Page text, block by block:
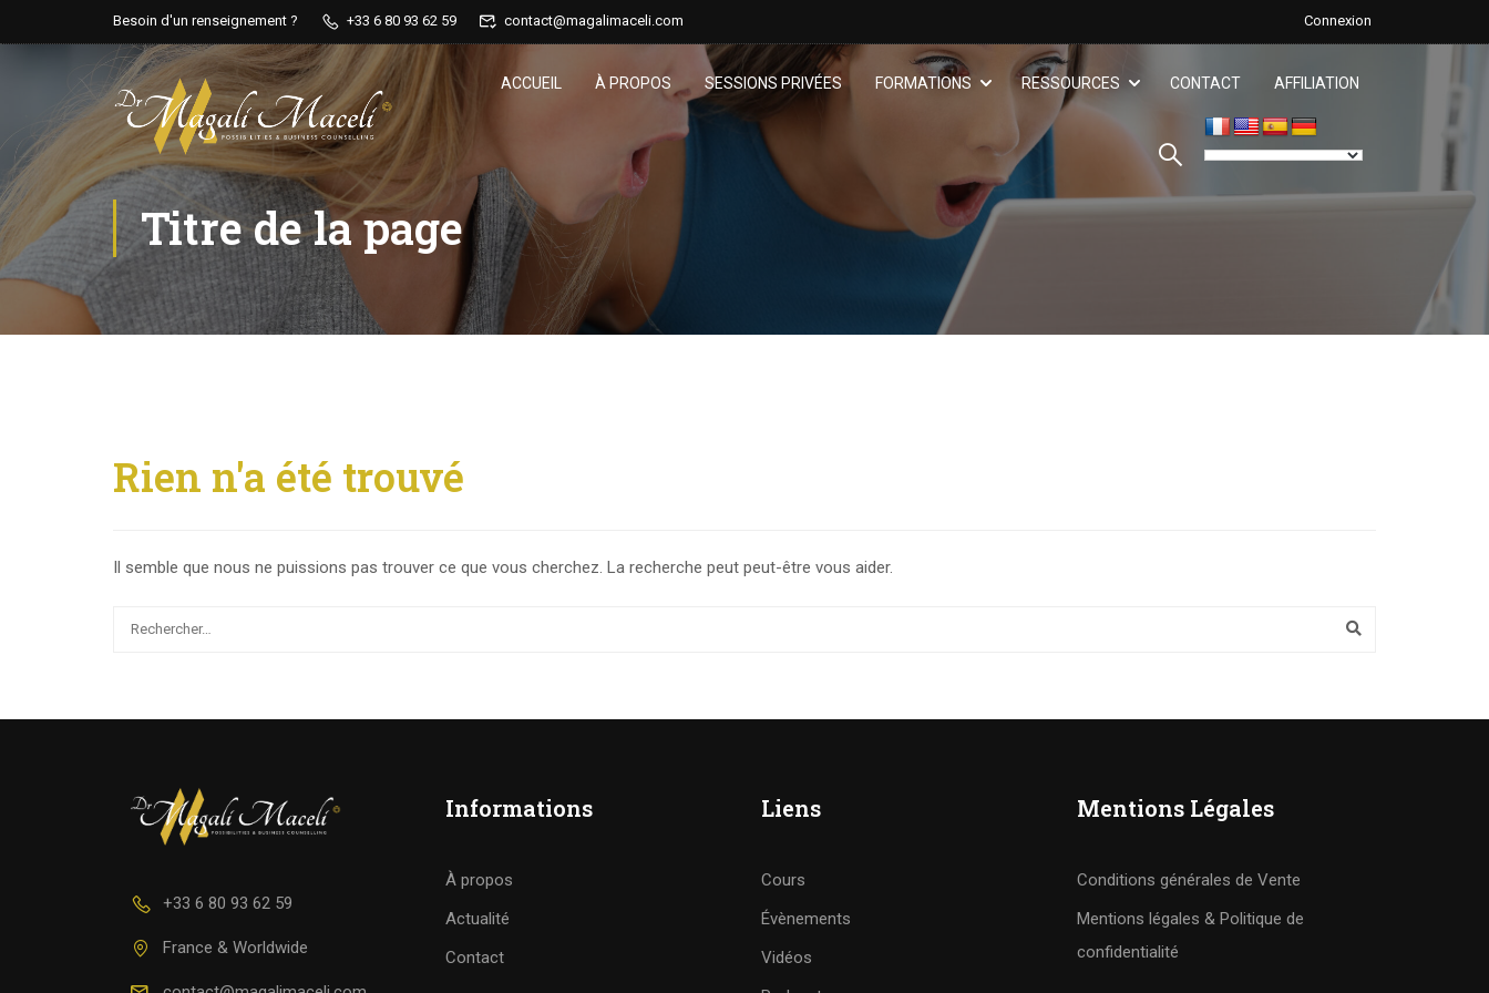
Besoin d'un renseignement ? +33 6 80 93 62 59 contact@magalimaceli.com Connexion
ACCUEIL À PROPOS SESSIONS PRIVÉES FORMATIONS RESSOURCES CONTACT AFFILIATION
Titre de la page
Rien n'a été trouvé
Il semble que nous ne puissions pas trouver ce que vous cherchez. La recherche peut peut-être vous aider.
+33 6 80 93 62 59
France & Worldwide
Informations
À propos
Actualité
Contact
Liens
Cours
Évènements
Vidéos
Mentions Légales
Conditions générales de Vente
Mentions légales & Politique de
confidentialité